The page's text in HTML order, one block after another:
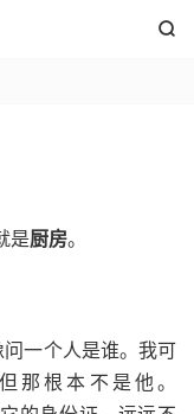

是厨房。
一个人是谁。我可
那根本不是他。